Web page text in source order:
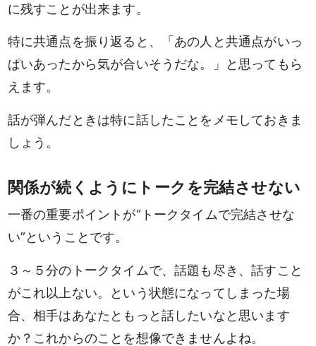
に残すことが出来ます。
特に共通点を振り返ると、「あの人と共通点がいっ
ぱいあったから気が合いそうだな。」と思ってもら
えます。
話が弾んだときは特に話したことをメモしておきま
しょう。
関係が続くようにトークを完結させない
一番の重要ポイントが“トークタイムで完結させな
い”ということです。
３～５分のトークタイムで、話題も尽き、話すこと
がこれ以上ない。という状態になってしまった場
合、相手はあなたともっと話したいなと思います
か？これからのことを想像できませんよね。